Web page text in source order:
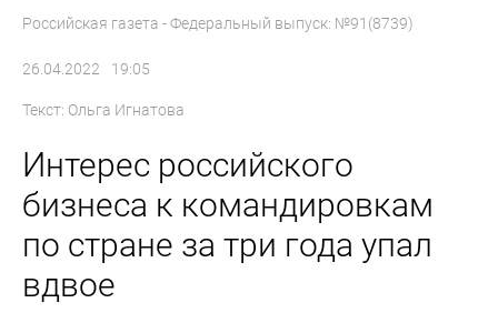
Российская газета - Федеральный выпуск: №91(8739)
26.04.2022 19:05
Текст: Ольга Игнатова
Интерес российского
бизнеса к командировкам
по стране за три года упал
вдвое